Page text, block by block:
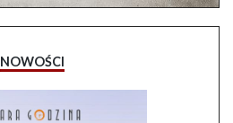
NOWOŚCI